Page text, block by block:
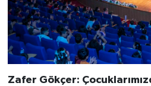
Zafer Gökçer: